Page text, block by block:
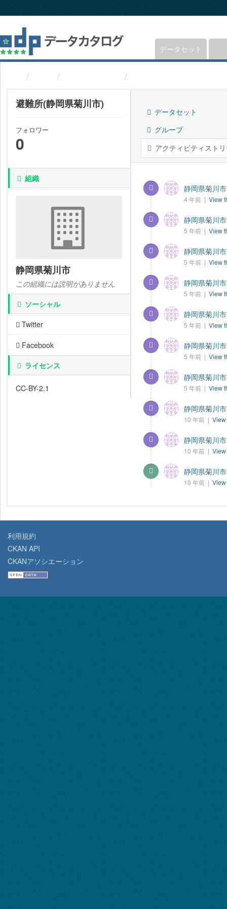
キ
プ
し
て
データセット
避難所(静岡県菊川市)
フォロワー
0
組織
静岡県菊川市
この組織には説明がありません
ソーシャル
Twitter
Facebook
ライセンス
CC-BY-2.1
データセット
グループ
アクティビティスト
静岡県菊川
4 年前 | View
静岡県菊川
5 年前 | View
静岡県菊川
5 年前 | View
静岡県菊川
5 年前 | View
静岡県菊川
5 年前 | View
静岡県菊川
5 年前 | View
静岡県菊川
5 年前 | View
静岡県菊川
10 年前 |
静岡県菊川
10 年前 |
静岡県菊川
10 年前 |
利用規約
CKAN API
CKANアソシエーション